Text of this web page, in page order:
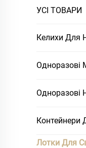
УСІ ТОВАРИ
Келихи Для
Одноразові
Контейнери
Лотки Для